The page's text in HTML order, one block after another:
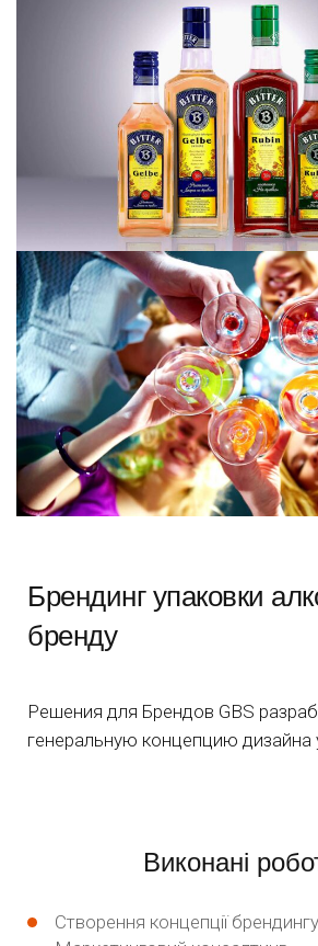
Брендинг упаковки
бренду
Решения для Брендов GBS
генеральную концепцию дизайна
Виконані
Створення концепції